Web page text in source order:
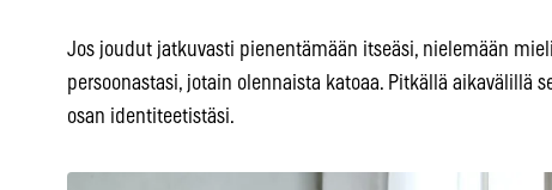
Jos joudut jatkuvasti pienentämään itseäsi, nielemään
persoonastasi, jotain olennaista katoaa. Pitkällä aikavälillä
osan identiteetistäsi.